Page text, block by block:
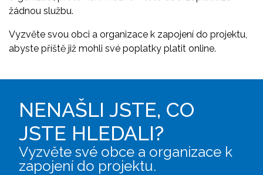
žádnou službu.
Vyzvěte svou obci a organizace k zapojení do projektu,
abyste příště již mohli své poplatky platit online.
NENAŠLI JSTE, CO
JSTE HLEDALI?
Vyzvěte své obce a organizace k
zapojení do projektu.